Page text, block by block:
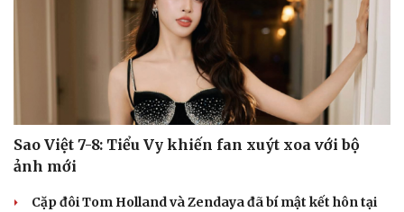
Sao Việt 7-8: Tiểu Vy khiến fan xuýt xoa với bộ
ảnh mới
Cặp đôi Tom Holland và Zendaya đã bí mật kết hôn tại